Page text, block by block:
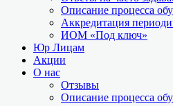
Описание процесса
Аккредитация
ИОМ «Под ключ»
Юр Лицам
Акции
О нас
Отзывы
Описание процесса